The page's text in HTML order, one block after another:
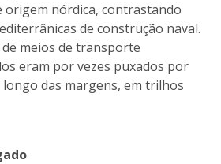
origem nórdica, contrastando
de construção naval.
meios de transporte
eram por vezes puxados por
das margens, em trilhos